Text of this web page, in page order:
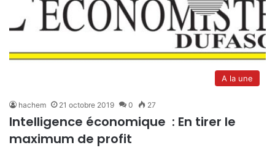
A la une
hachem 21 octobre 2019 0 27
Intelligence économique : En tirer le
maximum de profit